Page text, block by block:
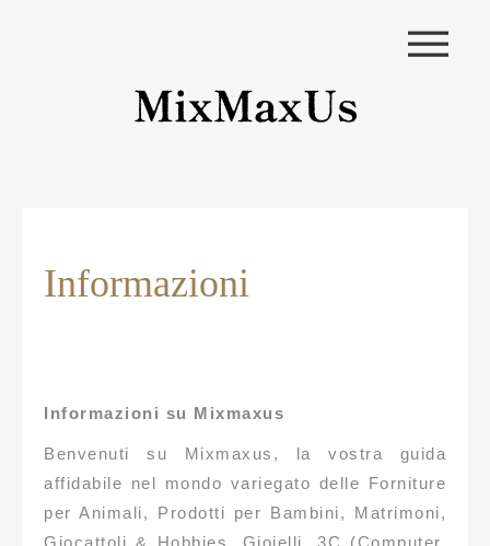
|||
Informazioni
Informazioni su Mixmaxus
Benvenuti su Mixmaxus, la vostra guida
affidabile nel mondo variegato delle Forniture
per Animali, Prodotti per Bambini, Matrimoni,
Giocattoli & Hobbies, Gioielli, 3C (Computer,